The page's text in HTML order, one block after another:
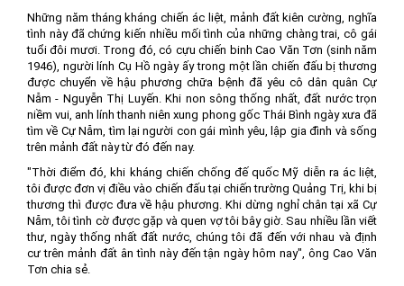
Những năm tháng kháng chiến ác liệt, mảnh đất kiên cường, nghĩa
tình này đã chứng kiến nhiều mối tình của những chàng trai, cô gái
tuổi đôi mươi. Trong đó, có cựu chiến binh Cao Văn Tơn (sinh năm
1946), người lính Cụ Hồ ngày ấy trong một lần chiến đấu bị thương
được chuyển về hậu phương chữa bệnh đã yêu cô dân quân Cự
Nẫm - Nguyễn Thị Luyến. Khi non sông thống nhất, đất nước trọn
niềm vui, anh lính thanh niên xung phong gốc Thái Bình ngày xưa đã
tìm về Cự Nẫm, tìm lại người con gái mình yêu, lập gia đình và sống
trên mảnh đất này từ đó đến nay.
"Thời điểm đó, khi kháng chiến chống đế quốc Mỹ diễn ra ác liệt,
tôi được đơn vị điều vào chiến đấu tại chiến trường Quảng Trị, khi bị
thương thì được đưa về hậu phương. Khi dừng nghỉ chân tại xã Cự
Nẫm, tôi tình cờ được gặp và quen vợ tôi bây giờ. Sau nhiều lần viết
thư, ngày thống nhất đất nước, chúng tôi đã đến với nhau và định
cư trên mảnh đất ân tình này đến tận ngày hôm nay", ông Cao Văn
Tơn chia sẻ.